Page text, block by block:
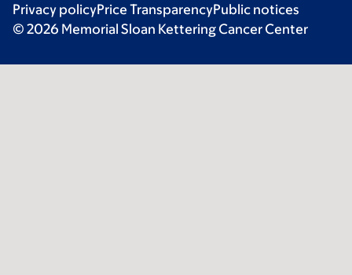
Privacy policyPrice TransparencyPublic notices
© 2026 Memorial Sloan Kettering Cancer Center